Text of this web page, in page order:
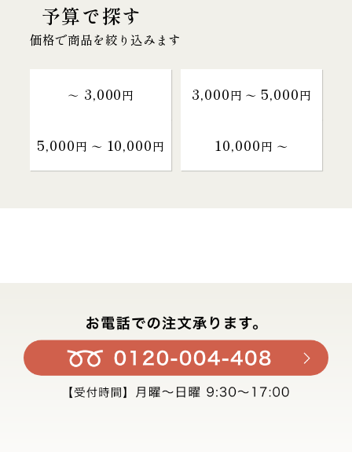
予算で探す
価格で商品を絞り込みます
～ 3,000円 3,000円 〜 5,000円
5,000円 〜 10,000円 10,000円 〜